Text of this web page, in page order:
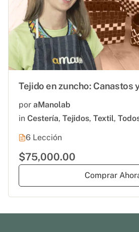
Tejido en zuncho: Canastos
por aManolab
in Cestería, Tejidos, Textil,
6 Lección
$75,000.00
Comprar